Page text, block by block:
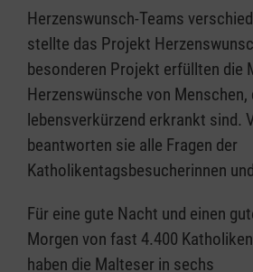
Herzenswunsch-Teams
stellte das Projekt
besonderen Projekt erfüllten die
Herzenswünsche von Menschen,
lebensverkürzend erkrankt sind.
beantworten sie alle Fragen der
Katholikentagsbesucherinnen
Für eine gute Nacht und einen
Morgen von fast 4.400
haben die Malteser in sechs